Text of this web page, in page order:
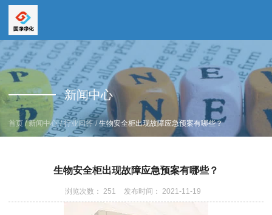
全国服务热线
19157616862
全国服务热线
15669159195新闻中心
首页 /新闻中心 /行业问答 / 生物安全柜出现故障应急预案有哪些？
生物安全柜出现故障应急预案有哪些？
浏览次数： 251 发布时间： 2021-11-19